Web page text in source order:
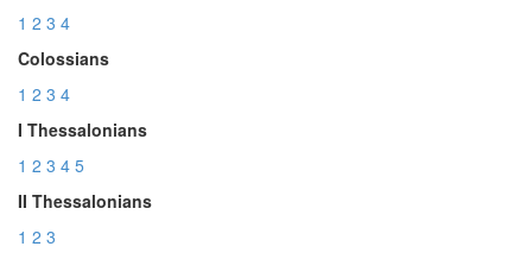
1 2 3 4
Colossians
1 2 3 4
I Thessalonians
1 2 3 4 5
II Thessalonians
1 2 3